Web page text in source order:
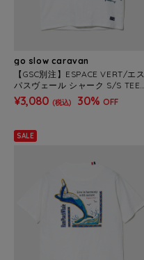
go slow caravan
【GSC別注】ESPACE VERT/エス
パスヴェール シャーク S/S TEE
(MENS)
¥3,080 (税込) 30% OFF
SALE